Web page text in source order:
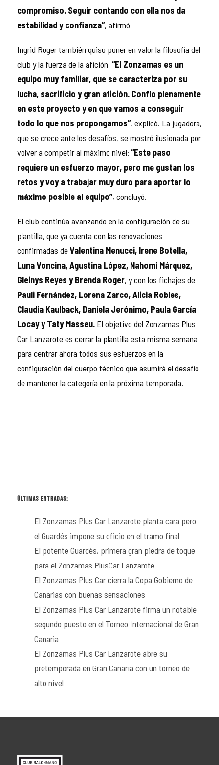
compromiso. Seguir contando con ella nos da
estabilidad y confianza”, afirmó.
Ingrid Roger también quiso poner en valor la filosofía del
club y la fuerza de la afición: “El Zonzamas es un
equipo muy familiar, que se caracteriza por su
lucha, sacrificio y gran afición. Confío plenamente
en este proyecto y en que vamos a conseguir
todo lo que nos propongamos”, explicó. La jugadora,
que se crece ante los desafíos, se mostró ilusionada por
volver a competir al máximo nivel: “Este paso
requiere un esfuerzo mayor, pero me gustan los
retos y voy a trabajar muy duro para aportar lo
máximo posible al equipo”, concluyó.
El club continúa avanzando en la configuración de su
plantilla, que ya cuenta con las renovaciones
confirmadas deValentina Menucci, Irene Botella,
Luna Voncina, Agustina López, Nahomi Márquez,
Gleinys Reyes y Brenda Roger, y con los fichajes de
Pauli Fernández, Lorena Zarco, Alicia Robles,
Claudia Kaulback, Daniela Jerónimo, Paula García
Locay y Taty Masseu. El objetivo del Zonzamas Plus
Car Lanzarote es cerrar la plantilla esta misma semana
para centrar ahora todos sus esfuerzos en la
configuración del cuerpo técnico que asumirá el desafío
de mantener la categoría en la próxima temporada.
ÚLTIMAS ENTRADAS:
El Zonzamas Plus Car Lanzarote planta cara pero
el Guardés impone su oficio en el tramo final
El potente Guardés, primera gran piedra de toque
para el Zonzamas PlusCar Lanzarote
El Zonzamas Plus Car cierra la Copa Gobierno de
Canarias con buenas sensaciones
El Zonzamas Plus Car Lanzarote firma un notable
segundo puesto en el Torneo Internacional de Gran
Canaria
El Zonzamas Plus Car Lanzarote abre su
pretemporada en Gran Canaria con un torneo de
alto nivel